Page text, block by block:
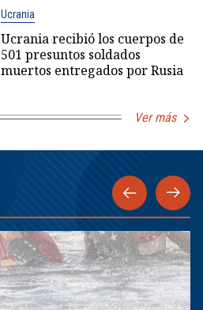
Ucrania
Ucrania recibió los cuerpos de
501 presuntos soldados
muertos entregados por Rusia
Ver más